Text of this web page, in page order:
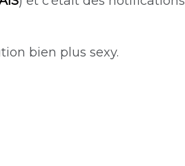
bien plus sexy.